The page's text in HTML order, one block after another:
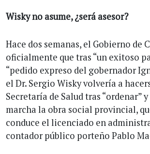
Wisky no asume, ¿será asesor?
Hace dos semanas, el Gobierno de
oficialmente que tras “un exitoso
“pedido expreso del gobernador
el Dr. Sergio Wisky volvería a
Secretaría de Salud tras “ordenar”
marcha la obra social provincial,
conduce el licenciado en
contador público porteño Pablo